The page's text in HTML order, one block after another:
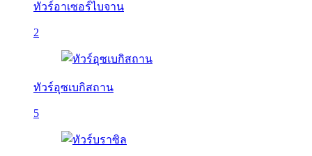
ทัวร์อาเซอร์ไบจาน
2
ทัวร์อุซเบกิสถาน
5